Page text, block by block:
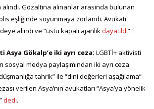
Gözaltına alınanlar arasında bulunan
eşliğinde soyunmaya zorlandı. Avukatı
alındı ve “üstü kapalı ajanlıkdayatıldı”.
Asya Gökalp’e iki ayrı ceza: LGBTİ+ aktivisti
sosyal medya paylaşımından iki ayrı ceza
tahrik” ile “dini değerleri aşağılama”
verilen Asya’nın avukatları “Asya’ya yönelik
dedi.